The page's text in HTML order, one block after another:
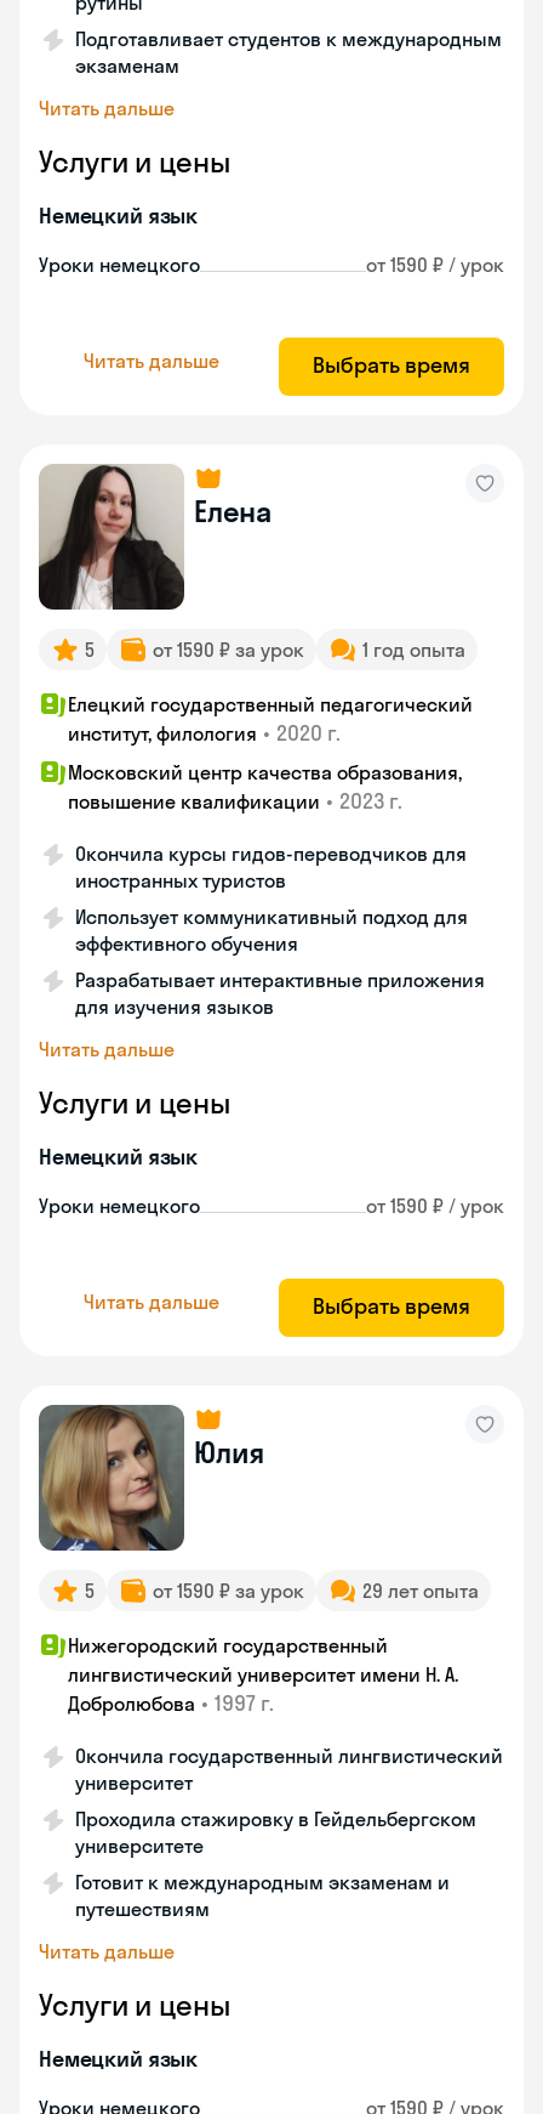
Подготавливает студентов к международным
экзаменам
Читать дальше
Услуги и цены
Немецкий язык
Уроки немецкого от 1590 ₽ / урок
Читать дальше Выбрать время
Елена
5 от 1590 ₽ за урок 1 год опыта
Елецкий государственный педагогический
институт, филология • 2020 г.
Московский центр качества образования,
повышение квалификации • 2023 г.
Окончила курсы гидов-переводчиков для
иностранных туристов
Использует коммуникативный подход для
эффективного обучения
Разрабатывает интерактивные приложения
для изучения языков
Читать дальше
Услуги и цены
Немецкий язык
Уроки немецкого от 1590 ₽ / урок
Читать дальше Выбрать время
Юлия
5 от 1590 ₽ за урок 29 лет опыта
Нижегородский государственный
лингвистический университет имени Н. А.
Добролюбова • 1997 г.
Окончила государственный лингвистический
университет
Проходила стажировку в Гейдельбергском
университете
Готовит к международным экзаменам и
путешествиям
Читать дальше
Услуги и цены
Немецкий язык
Уроки немецкого от 1590 ₽ / урок